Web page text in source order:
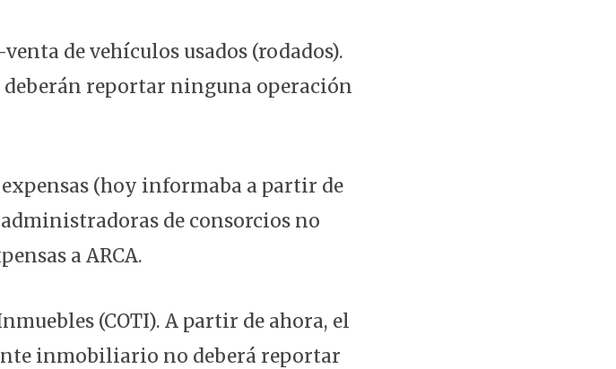
de vehículos usados (rodados).
deberán reportar ninguna operación
(hoy informaba a partir de
de consorcios no
a ARCA.
(COTI). A partir de ahora, el
inmobiliario no deberá reportar